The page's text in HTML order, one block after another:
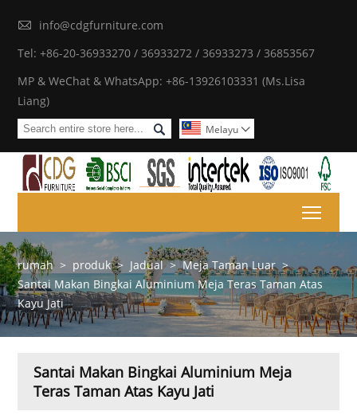

info@cdgfurniture.com
Tel: +86-20-36933270 / 36933272 / 36933273 / 36853567
MP & WeChat & WhatsApp: +86-13926103331 (Ms.Lisa
Liang)
 Melayu 
rumah > produk > Jadual > Meja Taman Luar >
Santai Makan Bingkai Aluminium Meja Teras Taman Atas
Kayu Jati
Santai Makan Bingkai Aluminium Meja
Teras Taman Atas Kayu Jati